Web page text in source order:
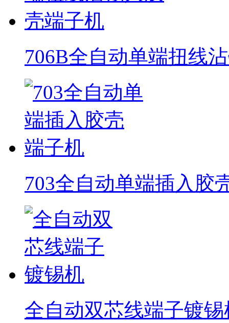
706B全自动单端扭线
703全自动单端插入胶
全自动双芯线端子镀锡